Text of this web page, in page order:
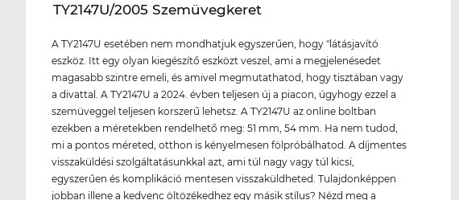
‌TY2147U/2005 Szemüvegkeret
A TY2147U esetében nem mondhatjuk egyszerűen, hogy "látásjavító
eszköz. Itt egy olyan kiegészítő eszközt veszel, ami a megjelenésedet
magasabb szintre emeli, és amivel megmutathatod, hogy tisztában vagy
a divattal. A TY2147U a 2024. évben teljesen új a piacon, úgyhogy ezzel a
szemüveggel teljesen korszerű lehetsz. A TY2147U az online boltban
ezekben a méretekben rendelhető meg: 51 mm, 54 mm. Ha nem tudod,
mi a pontos méreted, otthon is kényelmesen fölpróbálhatod. A díjmentes
visszaküldési szolgáltatásunkkal azt, ami túl nagy vagy túl kicsi,
egyszerűen és komplikáció mentesen visszaküldheted. Tulajdonképpen
jobban illene a kedvenc öltözékedhez egy másik stílus? Nézd meg a